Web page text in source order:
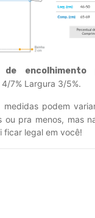
de encolhimento
7% Largura 3/5%.
medidas podem
ou pra menos, mas
ficar legal em você!